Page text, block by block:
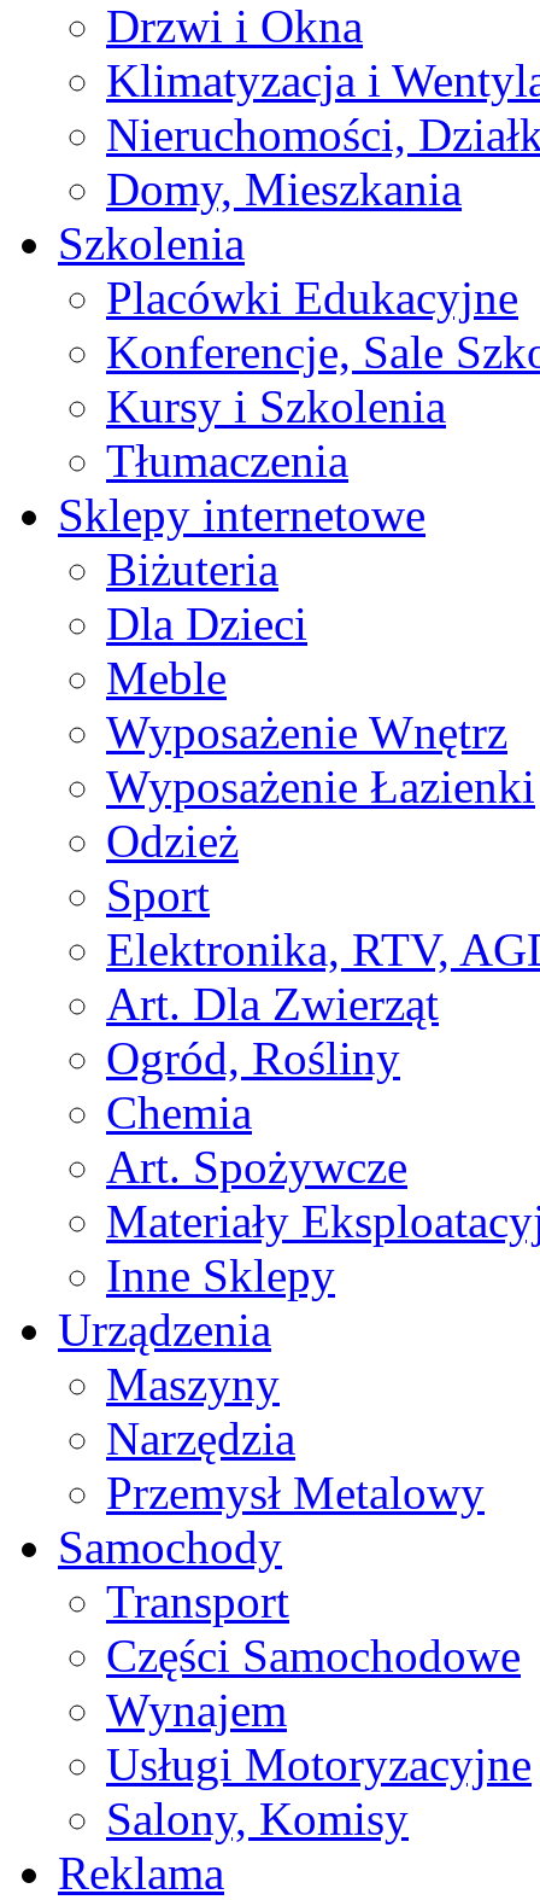
Drzwi i Okna
Klimatyzacja i
Nieruchomości,
Domy, Mieszkania
Szkolenia
Placówki Edukacyjne
Konferencje, Sale
Kursy i Szkolenia
Tłumaczenia
Sklepy internetowe
Biżuteria
Dla Dzieci
Meble
Wyposażenie Wnętrz
Wyposażenie Łazienki
Odzież
Sport
Elektronika, RTV,
Art. Dla Zwierząt
Ogród, Rośliny
Chemia
Art. Spożywcze
Materiały
Inne Sklepy
Urządzenia
Maszyny
Narzędzia
Przemysł Metalowy
Samochody
Transport
Części Samochodowe
Wynajem
Usługi Motoryzacyjne
Salony, Komisy
Reklama